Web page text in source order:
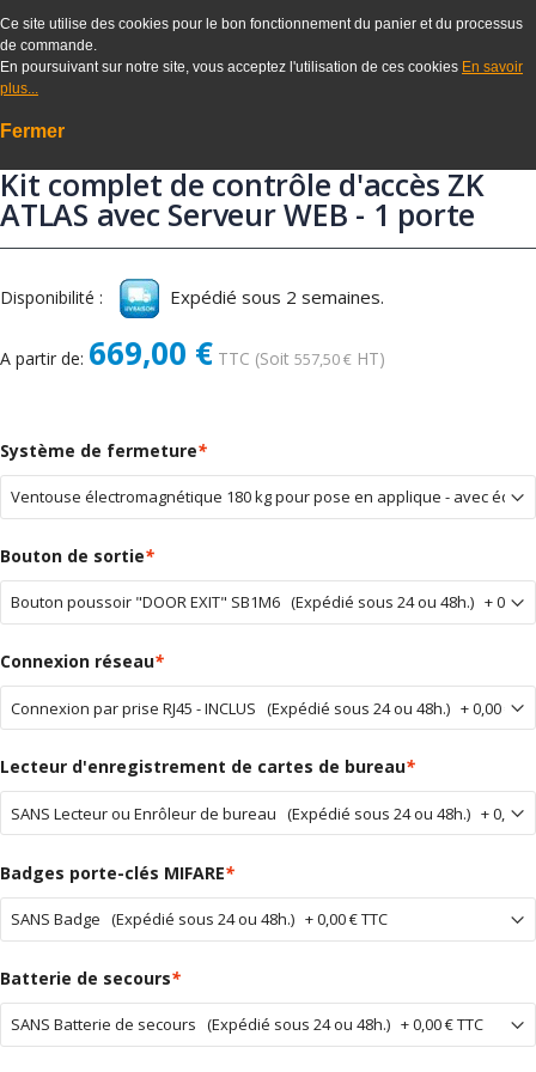
Ce site utilise des cookies pour le bon fonctionnement du panier et du processus
de commande.
En poursuivant sur notre site, vous acceptez l'utilisation de ces cookies En savoir
plus...
Fermer
Kit complet de contrôle d'accès ZK
ATLAS avec Serveur WEB - 1 porte
Disponibilité : Expédié sous 2 semaines.
A partir de: 669,00 € TTC (Soit 557,50 € HT)
Système de fermeture*
Bouton de sortie*
Connexion réseau*
Lecteur d'enregistrement de cartes de bureau*
Badges porte-clés MIFARE*
Batterie de secours*